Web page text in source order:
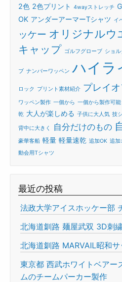
2色 2色プリント 4wayストレッチ
OK アンダーアーマーTシャツ イ
ッケー オリジナルウ
キャップ ゴルフグローブ ショ
ブ ナンバーワッペン ハイラ
ロック プリント素材紹介 プレイオ
ワッペン製作 一個から 一個から製作可能
乾 大人が楽しめる 子供に大人気 技
背中に大きく 自分だけのもの
豪華客船 軽量 軽量速乾 追加OK 追加
動会用Tシャツ
最近の投稿
法政大学アイスホッケー部
北海道釧路 麺屋武双 3D刺
北海道釧路 MARVAIL昭和
東京都 西武ホワイトベアー
ムのチームパーカー製作